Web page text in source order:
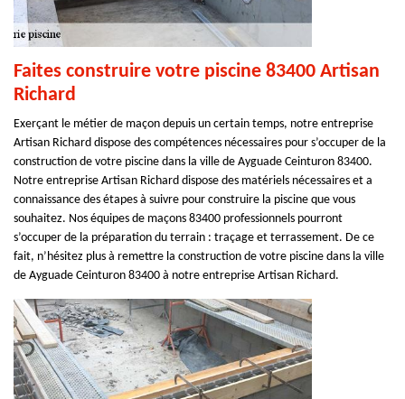
Faites construire votre piscine 83400 Artisan
Richard
Exerçant le métier de maçon depuis un certain temps, notre entreprise
Artisan Richard dispose des compétences nécessaires pour s’occuper de la
construction de votre piscine dans la ville de Ayguade Ceinturon 83400.
Notre entreprise Artisan Richard dispose des matériels nécessaires et a
connaissance des étapes à suivre pour construire la piscine que vous
souhaitez. Nos équipes de maçons 83400 professionnels pourront
s’occuper de la préparation du terrain : traçage et terrassement. De ce
fait, n’hésitez plus à remettre la construction de votre piscine dans la ville
de Ayguade Ceinturon 83400 à notre entreprise Artisan Richard.